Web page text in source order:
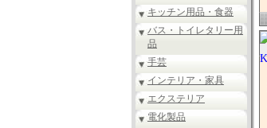
キッチン用品・食器
バス・トイレタリー用
品
手芸
インテリア・家具
エクステリア
電化製品